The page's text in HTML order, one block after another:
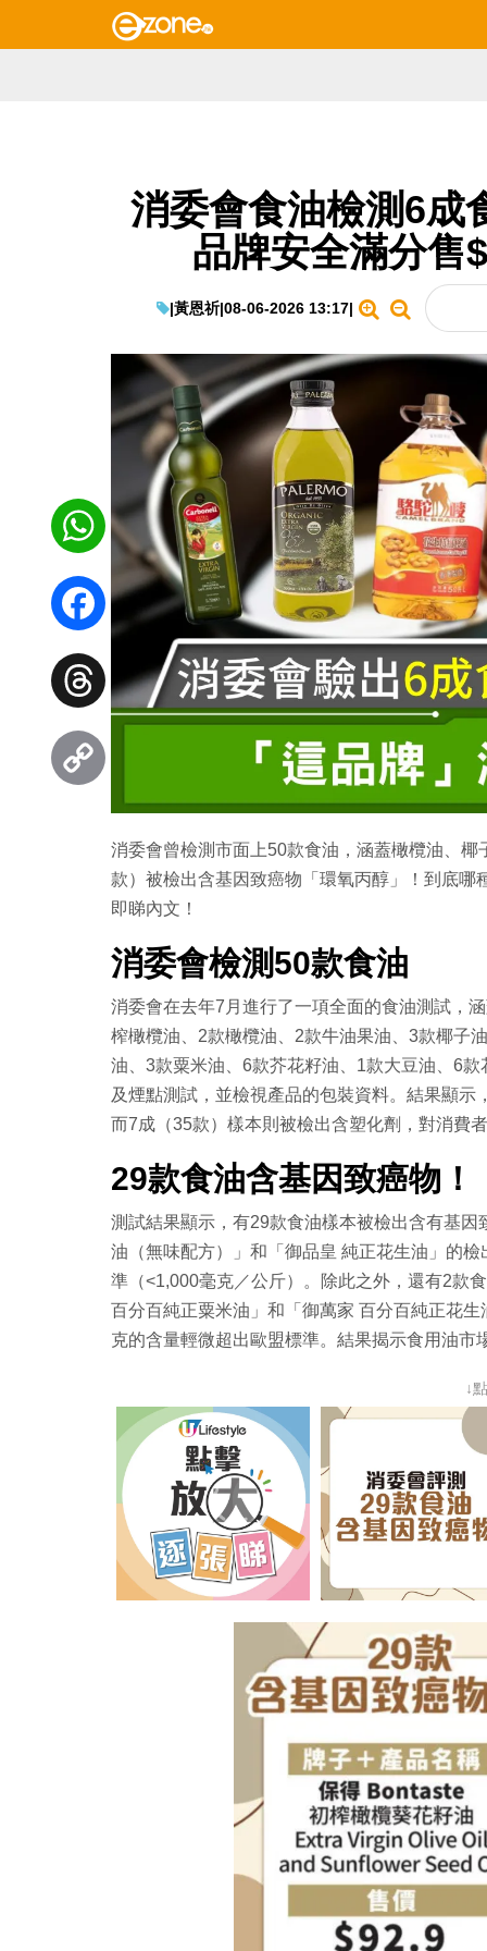
消委會食油檢測6成
品牌安全滿分售
|黃恩祈|08-06-2026 13:17|
消委會曾檢測市面上50款食油，涵蓋橄欖油、
款）被檢出含基因致癌物「環氧丙醇」！到底
即睇內文！
消委會檢測50款食油
消委會在去年7月進行了一項全面的食油測試，
榨橄欖油、2款橄欖油、2款牛油果油、3款椰子
油、3款粟米油、6款芥花籽油、1款大豆油、6
及煙點測試，並檢視產品的包裝資料。結果顯
而7成（35款）樣本則被檢出含塑化劑，對消費
29款食油含基因致癌物！
測試結果顯示，有29款食油樣本被檢出含有基
油（無味配方）」和「御品皇 純正花生油」的
準（<1,000毫克／公斤）。除此之外，還有2款
百分百純正粟米油」和「御萬家 百分百純正花
克的含量輕微超出歐盟標準。結果揭示食用油
↓
WhatsApp
Facebook
Threads
Copy
Link